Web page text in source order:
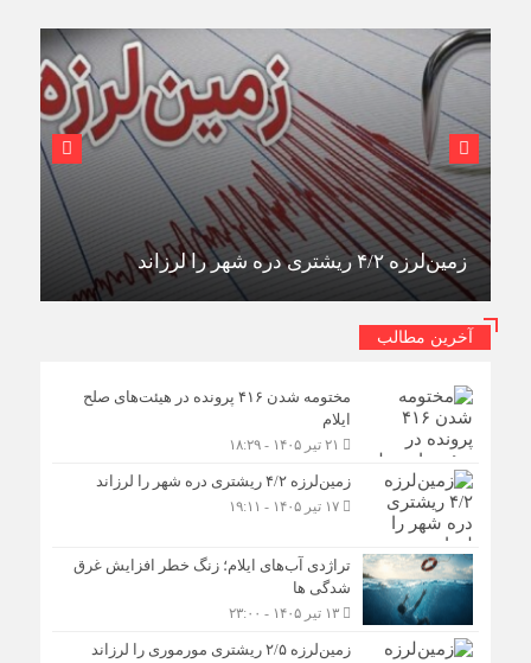
زمین‌لرزه ۴/۲ ریشتری دره شهر را لرزاند
آخرین مطالب
مختومه شدن ۴۱۶ پرونده در هیئت‌های صلح
ایلام
زمین‌لرزه ۴/۲ ریشتری دره شهر را لرزاند
۱۷ تیر ۱۴۰۵ - ۱۹:۱۱
تراژدی آب‌های ایلام؛ زنگ خطر افزایش غرق
شدگی ها
۱۳ تیر ۱۴۰۵ - ۲۳:۰۰
زمین‌لرزه ۲/۵ ریشتری مورموری را لرزاند